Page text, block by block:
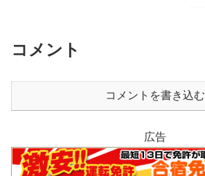
コメント
コメントを書き込む
広告